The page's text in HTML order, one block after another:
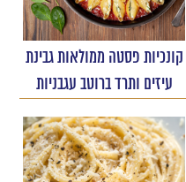
קונכיות פסטה ממולאות גבינת
עיזים ותרד ברוטב עגבניות